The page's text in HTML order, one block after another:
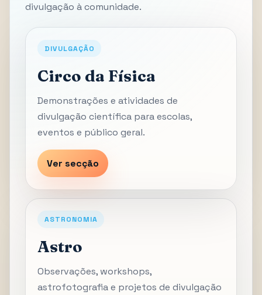
divulgação à comunidade.
DIVULGAÇÃO
Circo da Física
Demonstrações e atividades de
divulgação científica para escolas,
eventos e público geral.
Ver secção
ASTRONOMIA
Astro
Observações, workshops,
astrofotografia e projetos de divulgação